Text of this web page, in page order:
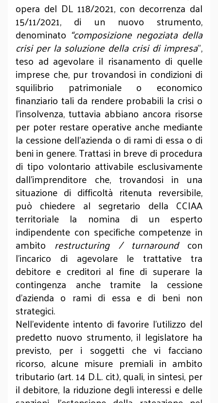
opera del DL 118/2021, con decorrenza dal
15/11/2021, di un nuovo strumento,
denominato “composizione negoziata della
crisi per la soluzione della crisi di impresa”,
teso ad agevolare il risanamento di quelle
imprese che, pur trovandosi in condizioni di
squilibrio patrimoniale o economico
finanziario tali da rendere probabili la crisi o
l’insolvenza, tuttavia abbiano ancora risorse
per poter restare operative anche mediante
la cessione dell’azienda o di rami di essa o di
beni in genere. Trattasi in breve di procedura
di tipo volontario attivabile esclusivamente
dall’imprenditore che, trovandosi in una
situazione di difficoltà ritenuta reversibile,
può chiedere al segretario della CCIAA
territoriale la nomina di un esperto
indipendente con specifiche competenze in
ambito restructuring / turnaround con
l’incarico di agevolare le trattative tra
debitore e creditori al fine di superare la
contingenza anche tramite la cessione
d’azienda o rami di essa e di beni non
strategici.
Nell’evidente intento di favorire l’utilizzo del
predetto nuovo strumento, il legislatore ha
previsto, per i soggetti che vi facciano
ricorso, alcune misure premiali in ambito
tributario (art. 14 D.L. cit.), quali, in sintesi, per
il debitore, la riduzione degli interessi e delle